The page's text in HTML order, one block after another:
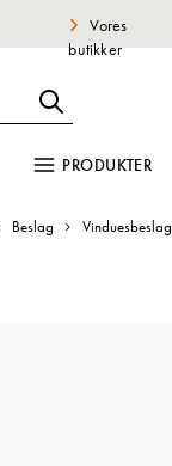
Vores
butikker
PRODUKTER
Beslag Vinduesbeslag